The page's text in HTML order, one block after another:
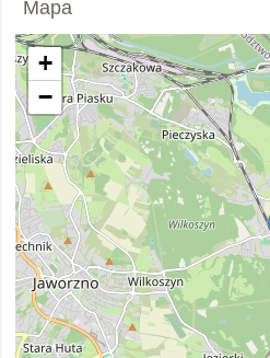
Mapa
+
−